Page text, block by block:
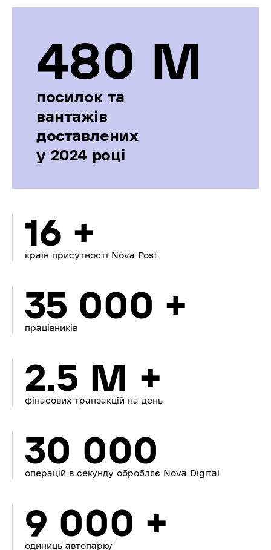
480 М
посилок та
вантажів
доставлених
у 2024 році
16 +
країн присутності Nova Post
35 000 +
працівників
2.5 M +
фінасових транзакцій на день
30 000
операцій в секунду обробляє Nova Digital
9 000 +
одиниць автопарку